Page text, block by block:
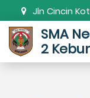
Jln Cincin
0287-
SMA
2